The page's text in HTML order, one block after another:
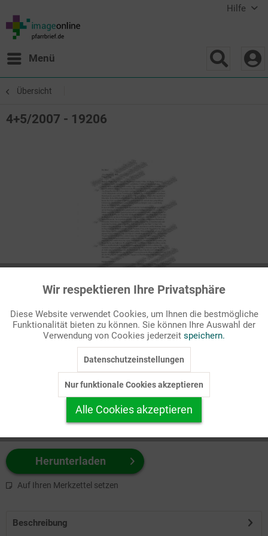
Hilfe
Menü
Übersicht
4+5/2007 - 19206
Passende Stichworte
AT, Bibel
zuerst Ihr Produktformat aus.
z.B. Farbe-Grafik, Schwarz-Weiß-Grafik, mit/ohne Text ...
Herunterladen
Auf Ihren Merkzettel setzen
Beschreibung
Funktionale Aktiv
Marketing Inaktiv
Personalisierung Inaktiv
Service
Wir respektieren Ihre Privatsphäre
Diese Website verwendet Cookies, um Ihnen die bestmögliche
Funktionalität bieten zu können. Sie können Ihre Auswahl der
Verwendung von Cookies jederzeit speichern.
Datenschutzeinstellungen
Nur funktionale Cookies akzeptieren
Alle Cookies akzeptieren